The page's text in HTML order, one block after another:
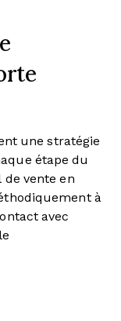
une stratégie
étape du
de vente en
à
avec